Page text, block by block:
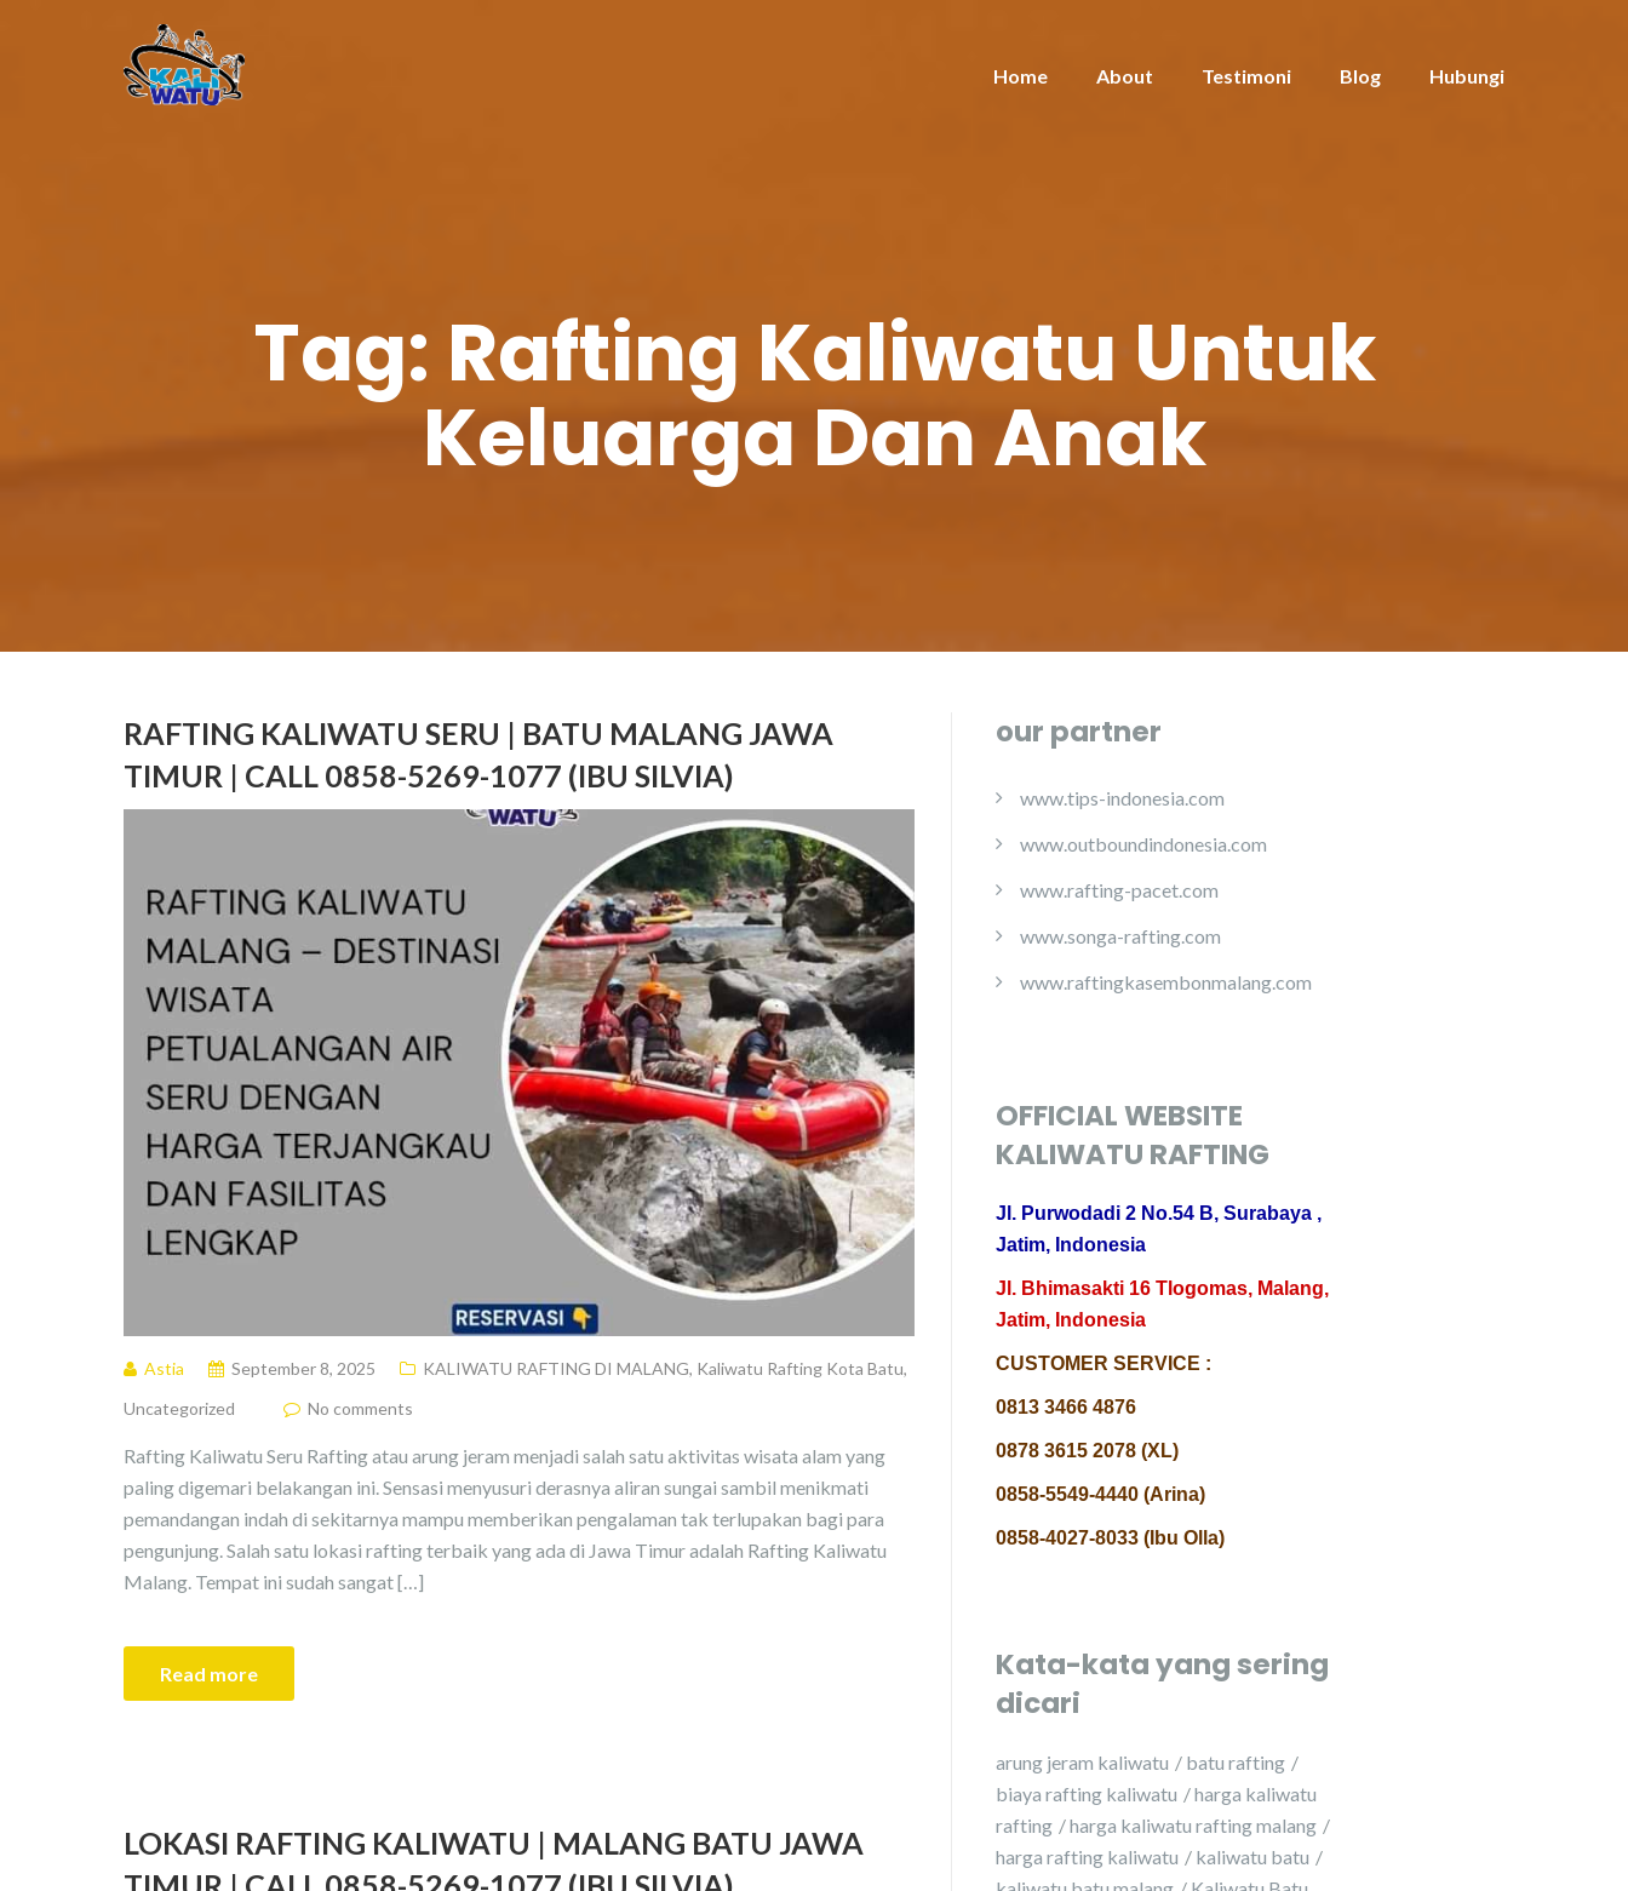
Home About Testimoni Blog Hubungi
Tag: Rafting Kaliwatu Untuk
Keluarga Dan Anak
RAFTING KALIWATU SERU | BATU MALANG JAWA
TIMUR | CALL 0858-5269-1077 (IBU SILVIA)
Astia September 8, 2025 KALIWATU RAFTING DI MALANG, Kaliwatu Rafting Kota Batu,
Uncategorized
No comments
Rafting Kaliwatu Seru Rafting atau arung jeram menjadi salah satu aktivitas wisata alam yang
paling digemari belakangan ini. Sensasi menyusuri derasnya aliran sungai sambil menikmati
pemandangan indah di sekitarnya mampu memberikan pengalaman tak terlupakan bagi para
pengunjung. Salah satu lokasi rafting terbaik yang ada di Jawa Timur adalah Rafting Kaliwatu
Malang. Tempat ini sudah sangat […]
Read more
LOKASI RAFTING KALIWATU | MALANG BATU JAWA
our partner
www.tips-indonesia.com
www.outboundindonesia.com
www.rafting-pacet.com
www.songa-rafting.com
www.raftingkasembonmalang.com
OFFICIAL WEBSITE
KALIWATU RAFTING
Jl. Purwodadi 2 No.54 B, Surabaya ,
Jatim, Indonesia
Jl. Bhimasakti 16 Tlogomas, Malang,
Jatim, Indonesia
CUSTOMER SERVICE :
0813 3466 4876
0878 3615 2078 (XL)
0858-5549-4440 (Arina)
0858-4027-8033 (Ibu Olla)
Kata-kata yang sering
dicari
arung jeram kaliwatu
batu rafting
biaya rafting kaliwatu
harga kaliwatu
rafting
harga kaliwatu rafting malang
harga rafting kaliwatu
kaliwatu batu